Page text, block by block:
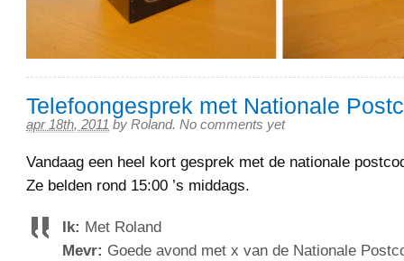
Telefoongesprek met Nationale
apr 18th, 2011 by Roland. No comments yet
Vandaag een heel kort gesprek met de nationale
Ze belden rond 15:00 ’s middags.
Ik: Met Roland
Mevr: Goede avond met x van de Nationale